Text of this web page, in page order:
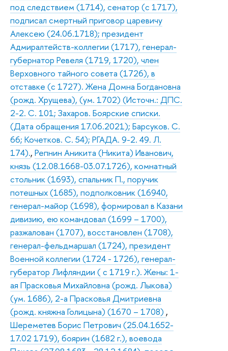
под следствием (1714), сенатор (с 1717),
подписал смертный приговор царевичу
Алексею (24.06.1718); президент
Адмиралтейств-коллегии (1717), генерал-
губернатор Ревеля (1719, 1720), член
Верховного тайного совета (1726), в
отставке (с 1727). Жена Домна Богдановна
(рожд. Хрущева), (ум. 1702) (Источн.: ДПС.
2-2. С. 101; Захаров. Боярские списки.
(Дата обращения 17.06.2021); Барсуков. С.
66; Кочетков. С. 54); РГАДА. 9-2. 49. Л.
174)., Репнин Аникита (Никита) Иванович,
князь (12.08.1668-03.07.1726), комнатный
стольник (1693), спальник П., поручик
потешных (1685), подполковник (16940,
генерал-майор (1698), формировал в Казани
дивизию, ею командовал (1699 – 1700),
разжалован (1707), восстановлен (1708),
генерал-фельдмаршал (1724), президент
Военной коллегии (1724 - 1726), генерал-
губератор Лифляндии ( с 1719 г.). Жены: 1-
ая Прасковья Михайловна (рожд. Лыкова)
(ум. 1686), 2-а Прасковья Дмитриевна
(рожд. княжна Голицына) (1670 – 1708) ,
Шереметев Борис Петрович (25.04.1652-
17.02 1719), боярин (1682 г.), воевода